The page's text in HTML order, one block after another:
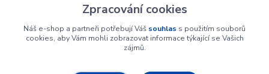
Zpracování cookies
Náš e-shop a partneři potřebují Váš souhlas s použitím souborů
cookies, aby Vám mohli zobrazovat informace týkající se Vašich
zájmů.